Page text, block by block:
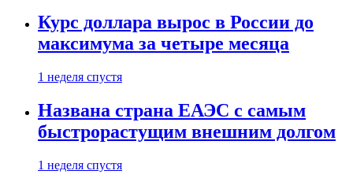
Курс доллара вырос в России до
максимума за четыре месяца
1 неделя спустя
Названа страна ЕАЭС с самым
быстрорастущим внешним долгом
1 неделя спустя